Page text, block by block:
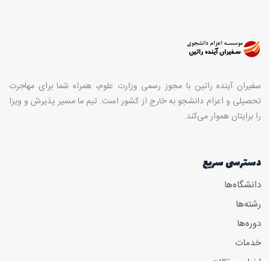
سفیران آینده راتین با مجوز رسمی وزارت علوم، همراه شما برای مهاجرت
تحصیلی و اعزام دانشجو به خارج از کشور است. تیم ما مسیر پذیرش و ویزا
را برایتان هموار می‌کند.
دسترسی سریع
دانشگاه‌ها
رشته‌ها
دوره‌ها
خدمات